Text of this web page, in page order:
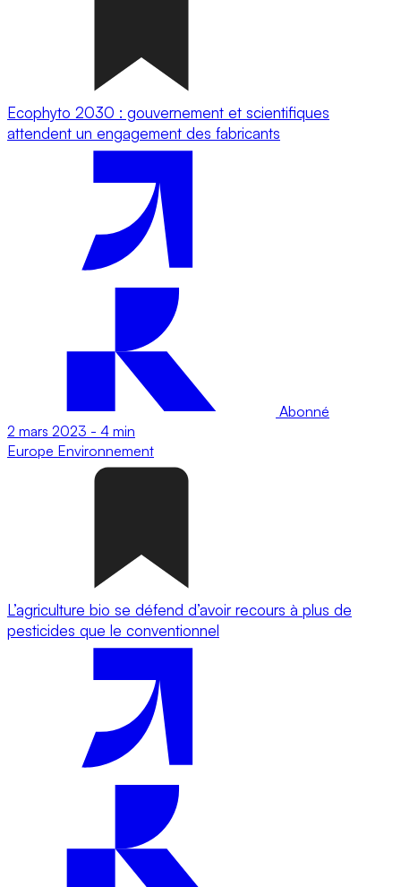
Ecophyto 2030 : gouvernement et scientifiques
attendent un engagement des fabricants
Abonné
2 mars 2023 - 4 min
Europe Environnement
L’agriculture bio se défend d’avoir recours à plus de
pesticides que le conventionnel